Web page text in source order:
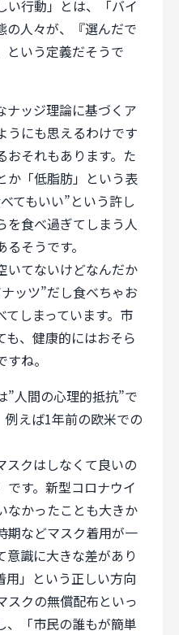
い行動」とは、「バイ
の人々が、『選んだで
という定義だそうで
ナッジ理論に基づくア
うにも思えるわけです
おそれもあります。た
か「低脂肪」という表
てもいい”という許し
を食べ過ぎてしまう人
そうです。
いてないけどなんだか
ッツ”だし食べちゃお
てしまっています。市
も、健康的にはおそら
ね。
”人間の心理的抵抗”で
例えば1年前の欧米での
スクはしなくて良いの
です。新型コロナウイ
なかったことも大きか
期などマスク着用が一
意識に大きな差があり
用」という正しい方向
スクの無償配布といっ
、「市民の誰もが簡単